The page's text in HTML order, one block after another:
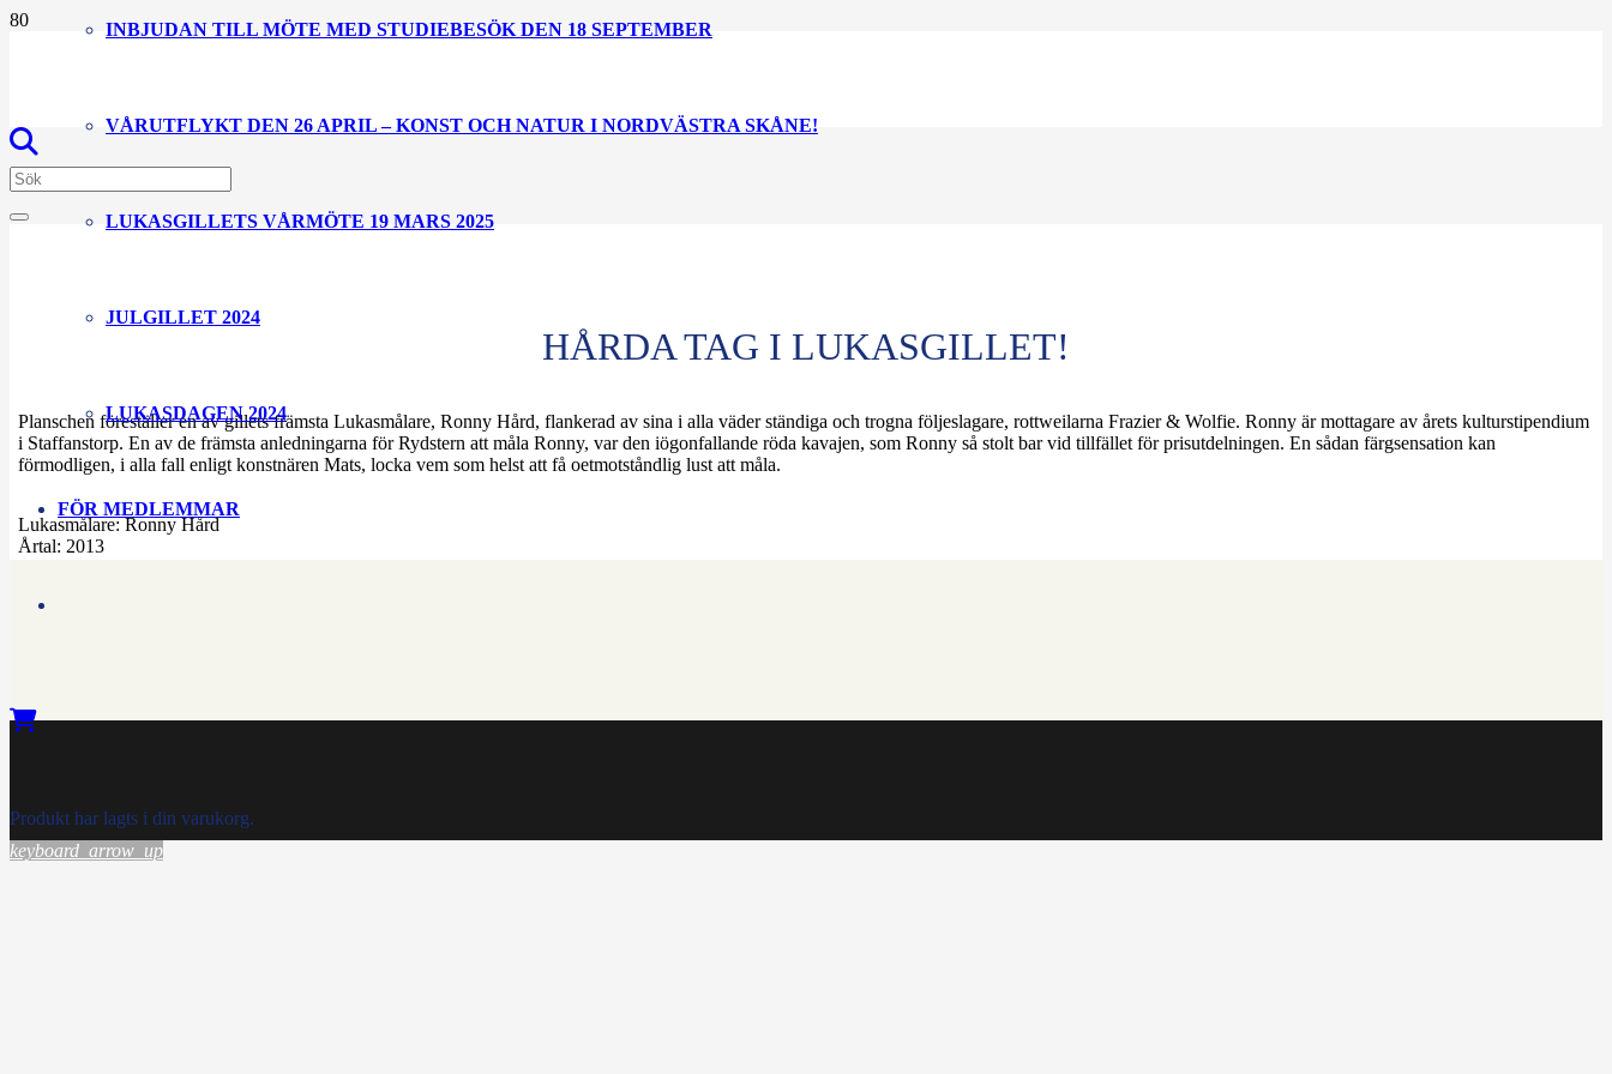
INBJUDAN TILL MÖTE MED STUDIEBESÖK DEN 18 SEPTEMBER
VÅRUTFLYKT DEN 26 APRIL – KONST OCH NATUR I NORDVÄSTRA SKÅNE!
LUKASGILLETS VÅRMÖTE 19 MARS 2025
JULGILLET 2024
LUKASDAGEN 2024
FÖR MEDLEMMAR
Produkt har lagts i din varukorg.
HÅRDA TAG I LUKASGILLET!
Planschen föreställer en av gillets främsta Lukasmålare, Ronny Hård, flankerad av sina i alla väder ständiga och trogna följeslagare, rottweilarna Frazier & Wolfie. Ronny är mottagare av årets kulturstipendium
i Staffanstorp. En av de främsta anledningarna för Rydstern att måla Ronny, var den iögonfallande röda kavajen, som Ronny så stolt bar vid tillfället för prisutdelningen. En sådan färgsensation kan
förmodligen, i alla fall enligt konstnären Mats, locka vem som helst att få oetmotståndlig lust att måla.
Lukasmålare:Ronny Hård
Årtal: 2013
keyboard_arrow_up